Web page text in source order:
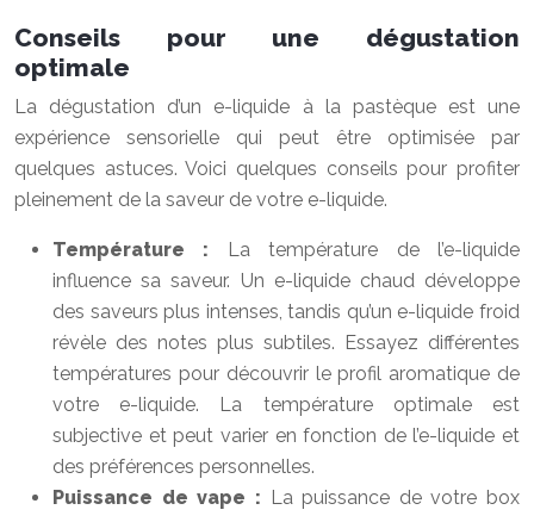
Conseils pour une dégustation
optimale
La dégustation d’un e-liquide à la pastèque est une
expérience sensorielle qui peut être optimisée par
quelques astuces. Voici quelques conseils pour profiter
pleinement de la saveur de votre e-liquide.
Température :
La température de l’e-liquide
influence sa saveur. Un e-liquide chaud développe
des saveurs plus intenses, tandis qu’un e-liquide froid
révèle des notes plus subtiles. Essayez différentes
températures pour découvrir le profil aromatique de
votre e-liquide. La température optimale est
subjective et peut varier en fonction de l’e-liquide et
des préférences personnelles.
Puissance de vape : La puissance de votre box